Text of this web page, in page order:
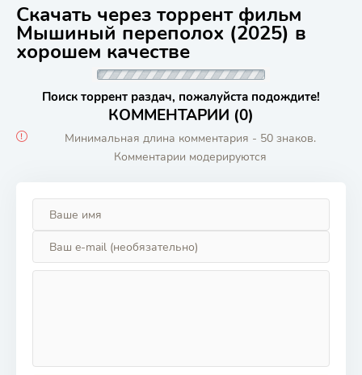
Скачать через торрент фильм
Мышиный переполох (2025) в
хорошем качестве
Поиск торрент раздач, пожалуйста подождите!
КОММЕНТАРИИ (0)
Минимальная длина комментария - 50 знаков.
Комментарии модерируются